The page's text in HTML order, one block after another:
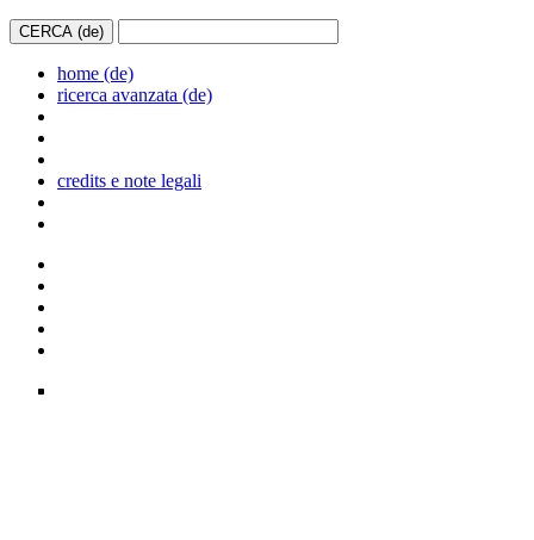
home (de)
ricerca avanzata (de)
credits e note legali